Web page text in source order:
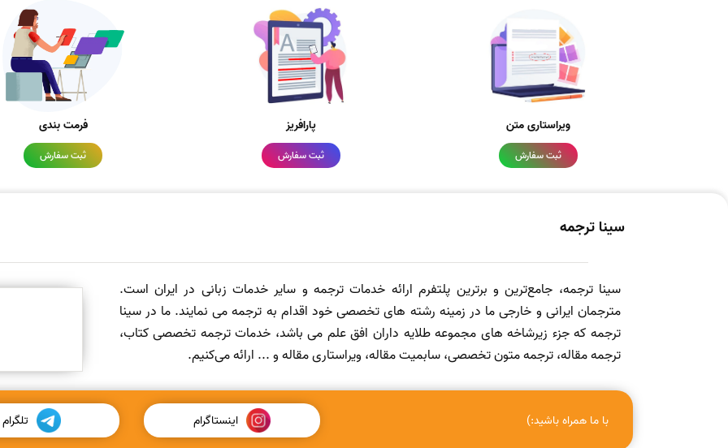
ویراستاری متن
ثبت سفارش
پارافریز
ثبت سفارش
فرمت بندی
ثبت سفارش
سینا ترجمه
سینا ترجمه، جامع‌ترین و برترین پلتفرم ارائه خدمات ترجمه و سایر خدمات زبانی در ایران است.
مترجمان ایرانی و خارجی ما در زمینه رشته های تخصصی خود اقدام به ترجمه می نمایند. ما در سینا
ترجمه که جزء زیرشاخه های مجموعه طلایه داران افق علم می باشد، خدمات ترجمه تخصصی کتاب،
ترجمه مقاله، ترجمه متون تخصصی، سابمیت مقاله، ویراستاری مقاله و ... ارائه می‌کنیم.
با ما همراه باشید:) اینستاگرام تلگرام